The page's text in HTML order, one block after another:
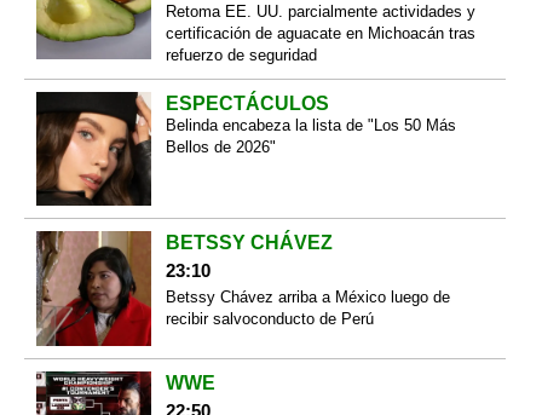
Retoma EE. UU. parcialmente actividades y
certificación de aguacate en Michoacán tras
refuerzo de seguridad
ESPECTÁCULOS
Belinda encabeza la lista de "Los 50 Más
Bellos de 2026"
BETSSY CHÁVEZ
23:10
Betssy Chávez arriba a México luego de
recibir salvoconducto de Perú
WWE
22:50